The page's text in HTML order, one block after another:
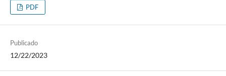
PDF
Publicado
12/22/2023